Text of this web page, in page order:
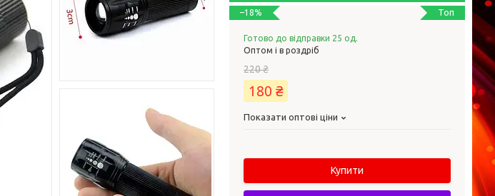
Топ
–18%
Готово до відправки 25 од.
Оптом і в роздріб
220 ₴
180 ₴
Показати оптові ціни
Купити